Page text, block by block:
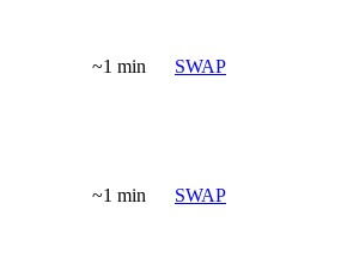
~1 min SWAP
~1 min SWAP